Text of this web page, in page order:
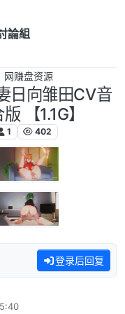
論組
网赚盘资源
日向雏田CV音
【1.1G】
1 402
登录后回复